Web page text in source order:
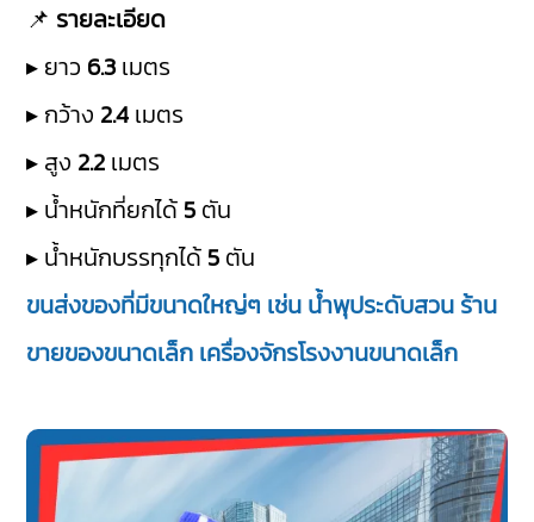
📌 รายละเอียด
▸ ยาว 6.3 เมตร
▸ กว้าง 2.4 เมตร
▸ สูง 2.2 เมตร
▸ น้ำหนักที่ยกได้ 5 ตัน
▸ น้ำหนักบรรทุกได้ 5 ตัน
ขนส่งของที่มีขนาดใหญ่ๆ เช่น น้ำพุประดับสวน ร้าน
ขายของขนาดเล็ก เครื่องจักรโรงงานขนาดเล็ก